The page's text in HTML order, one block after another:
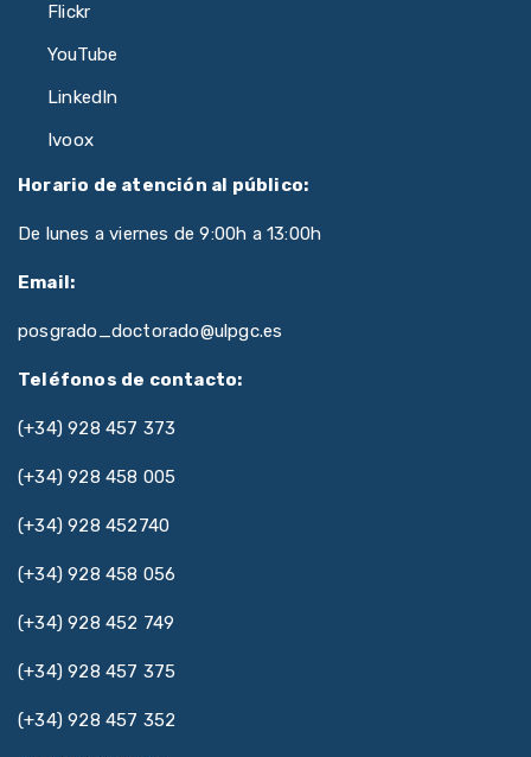
Flickr
YouTube
LinkedIn
Ivoox
Horario de atención al público:
De lunes a viernes de 9:00h a 13:00h
Email:
posgrado_doctorado@ulpgc.es
Teléfonos de contacto:
(+34) 928 457 373
(+34) 928 458 005
(+34) 928 452740
(+34) 928 458 056
(+34) 928 452 749
(+34) 928 457 375
(+34) 928 457 352